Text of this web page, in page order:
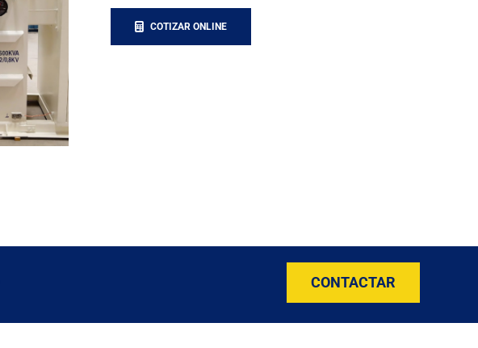
COTIZAR ONLINE
CONTACTAR